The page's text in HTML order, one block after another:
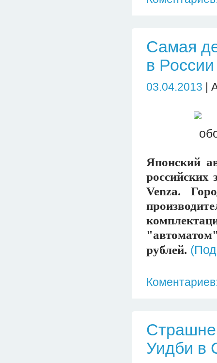
Самая
в
03.04.2013 |
Японский
российских
Venza.
рублей.
Уидби в